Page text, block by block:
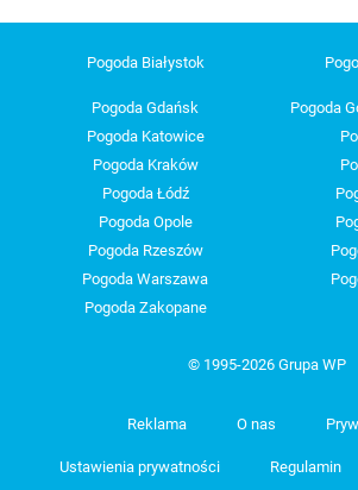
Pogoda Białystok
Pogoda Gdańsk
Pogoda
Pogoda Katowice
Pogoda Kraków
Pogoda Łódź
Pogoda Opole
Pogoda Rzeszów
Pogoda Warszawa
Pogoda Zakopane
© 1995-2026 Grupa WP
Reklama O nas
Ustawienia prywatności Regulamin